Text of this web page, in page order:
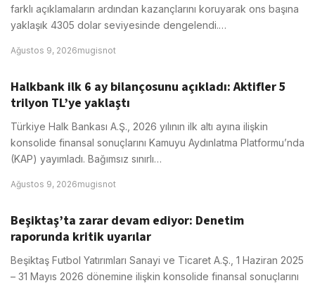
farklı açıklamaların ardından kazançlarını koruyarak ons başına
yaklaşık 4305 dolar seviyesinde dengelendi.…
Ağustos 9, 2026mugisnot
Halkbank ilk 6 ay bilançosunu açıkladı: Aktifler 5
trilyon TL’ye yaklaştı
Türkiye Halk Bankası A.Ş., 2026 yılının ilk altı ayına ilişkin
konsolide finansal sonuçlarını Kamuyu Aydınlatma Platformu’nda
(KAP) yayımladı. Bağımsız sınırlı…
Ağustos 9, 2026mugisnot
Beşiktaş’ta zarar devam ediyor: Denetim
raporunda kritik uyarılar
Beşiktaş Futbol Yatırımları Sanayi ve Ticaret A.Ş., 1 Haziran 2025
– 31 Mayıs 2026 dönemine ilişkin konsolide finansal sonuçlarını